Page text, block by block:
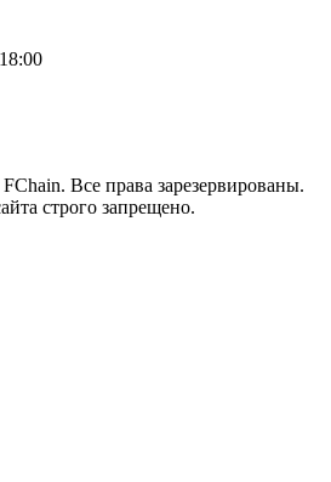
Все права зарезервированы.
строго запрещено.